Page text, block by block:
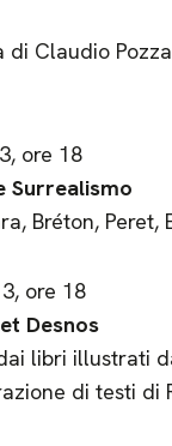
di Claudio
ore 18
Surrealismo
Bréton, Peret,
ore 18
Desnos
libri illustrati
di testi di